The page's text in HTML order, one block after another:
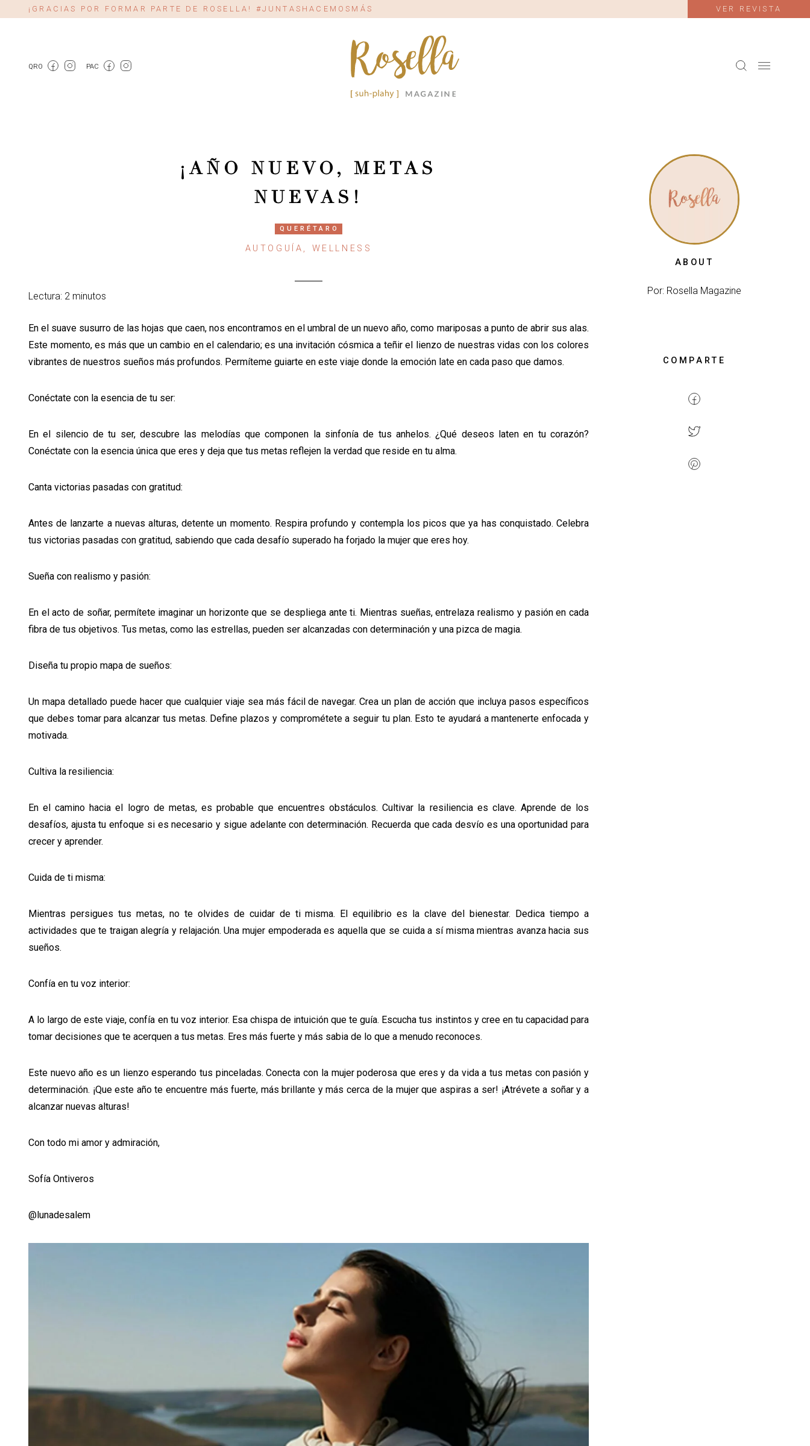
¡GRACIAS POR FORMAR PARTE DE ROSELLA! #JUNTASHACEMOSMÁS VER REVISTA
QRO PAC
¡AÑO NUEVO, METAS
NUEVAS!
QUERÉTARO
AUTOGUÍA, WELLNESS
Lectura: 2 minutos
En el suave susurro de las hojas que caen, nos encontramos en el umbral de un nuevo año, como mariposas a punto de abrir sus alas.
Este momento, es más que un cambio en el calendario; es una invitación cósmica a teñir el lienzo de nuestras vidas con los colores
vibrantes de nuestros sueños más profundos. Permíteme guiarte en este viaje donde la emoción late en cada paso que damos.
Conéctate con la esencia de tu ser:
En el silencio de tu ser, descubre las melodías que componen la sinfonía de tus anhelos. ¿Qué deseos laten en tu corazón?
Conéctate con la esencia única que eres y deja que tus metas reflejen la verdad que reside en tu alma.
Canta victorias pasadas con gratitud:
Antes de lanzarte a nuevas alturas, detente un momento. Respira profundo y contempla los picos que ya has conquistado. Celebra
tus victorias pasadas con gratitud, sabiendo que cada desafío superado ha forjado la mujer que eres hoy.
Sueña con realismo y pasión:
En el acto de soñar, permítete imaginar un horizonte que se despliega ante ti. Mientras sueñas, entrelaza realismo y pasión en cada
fibra de tus objetivos. Tus metas, como las estrellas, pueden ser alcanzadas con determinación y una pizca de magia.
Diseña tu propio mapa de sueños:
Un mapa detallado puede hacer que cualquier viaje sea más fácil de navegar. Crea un plan de acción que incluya pasos específicos
que debes tomar para alcanzar tus metas. Define plazos y comprométete a seguir tu plan. Esto te ayudará a mantenerte enfocada y
motivada.
Cultiva la resiliencia:
En el camino hacia el logro de metas, es probable que encuentres obstáculos. Cultivar la resiliencia es clave. Aprende de los
desafíos, ajusta tu enfoque si es necesario y sigue adelante con determinación. Recuerda que cada desvío es una oportunidad para
crecer y aprender.
Cuida de ti misma:
Mientras persigues tus metas, no te olvides de cuidar de ti misma. El equilibrio es la clave del bienestar. Dedica tiempo a
actividades que te traigan alegría y relajación. Una mujer empoderada es aquella que se cuida a sí misma mientras avanza hacia sus
sueños.
Confía en tu voz interior:
A lo largo de este viaje, confía en tu voz interior. Esa chispa de intuición que te guía. Escucha tus instintos y cree en tu capacidad para
tomar decisiones que te acerquen a tus metas. Eres más fuerte y más sabia de lo que a menudo reconoces.
Este nuevo año es un lienzo esperando tus pinceladas. Conecta con la mujer poderosa que eres y da vida a tus metas con pasión y
determinación. ¡Que este año te encuentre más fuerte, más brillante y más cerca de la mujer que aspiras a ser! ¡Atrévete a soñar y a
alcanzar nuevas alturas!
Con todo mi amor y admiración,
Sofía Ontiveros
@lunadesalem
ABOUT
Por: Rosella Magazine
COMPARTE